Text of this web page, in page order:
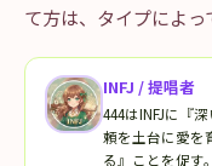
て方は、タイプによっ
INFJ /提唱者
444はINFJに『
頼を土台に愛を
る』ことを促す